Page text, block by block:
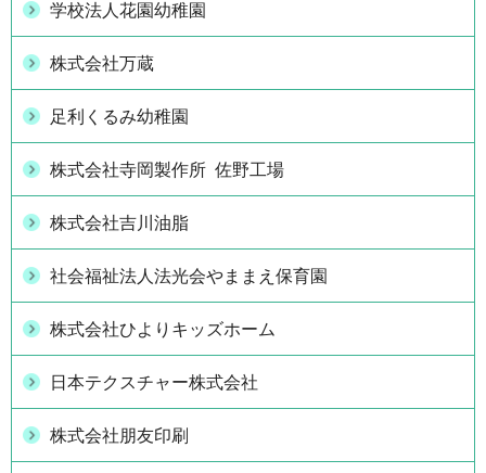
学校法人花園幼稚園
株式会社万蔵
足利くるみ幼稚園
株式会社寺岡製作所 佐野工場
株式会社吉川油脂
社会福祉法人法光会やままえ保育園
株式会社ひよりキッズホーム
日本テクスチャー株式会社
株式会社朋友印刷